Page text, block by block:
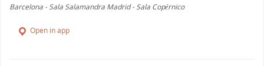
Barcelona - Sala Salamandra Madrid - Sala Copérnico
Open in app